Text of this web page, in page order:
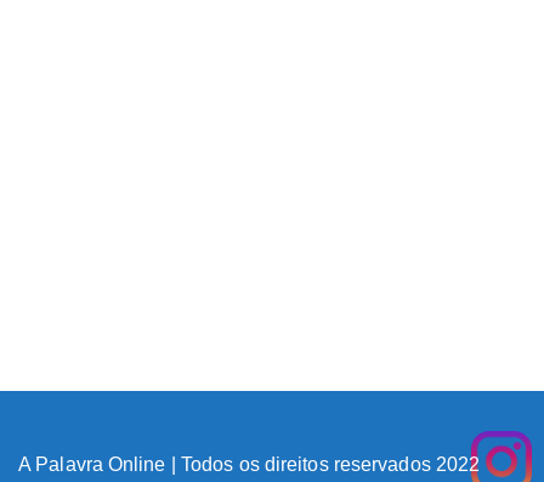
A Palavra Online | Todos os direitos reservados 2022